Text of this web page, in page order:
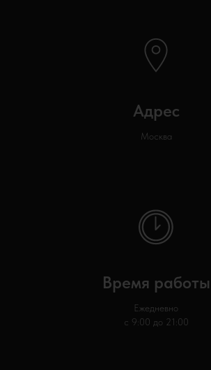
Адрес
Москва
Время работы
Ежедневно
с 9:00 до 21:00